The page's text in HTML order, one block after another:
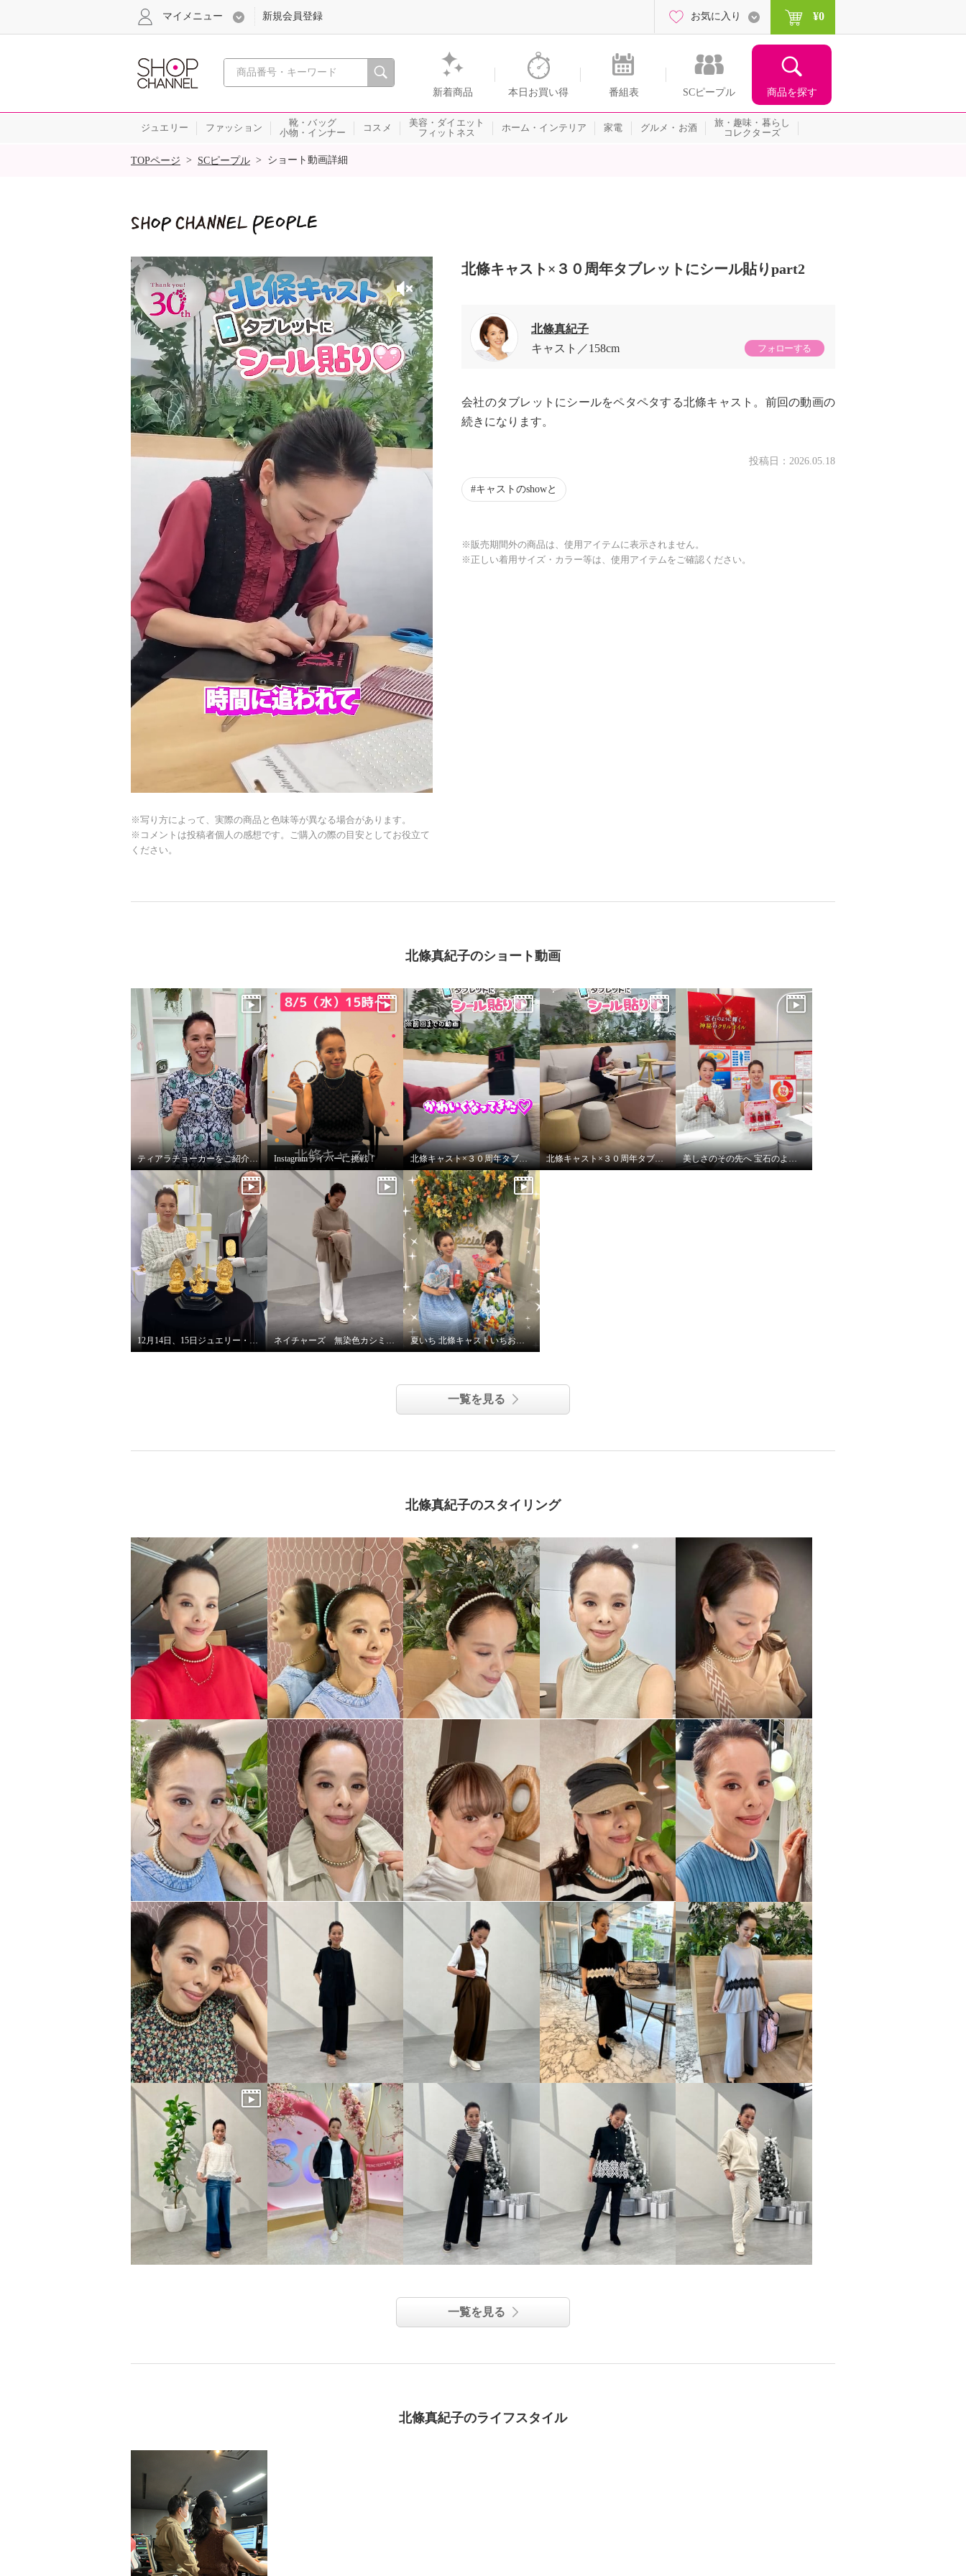
心おどる、瞬間を。通販・テレビショッピングのショップチャンネル
新着商品 本日お買い得 番組表 SCピープル 商品を探す
マイメニュー 新規会員登録 お気に入り ¥0
ジュエリー ファッション
靴・バッグ
小物・インナー
コスメ
美容・ダイエット
フィットネス
ホーム・インテリア 家電 グルメ・お酒
旅・趣味・暮らし
コレクターズ
SALE
TOPページ > SCピープル > ショート動画詳細
※写り方によって、実際の商品と色味等が異なる場合があります。
※コメントは投稿者個人の感想です。ご購入の際の目安としてお役立て
ください。
北條キャスト×３０周年タブレットにシール貼りpart2
北條真紀子
キャスト
158cm フォローする
会社のタブレットにシールをペタペタする北條キャスト。前回の動画の
続きになります。
投稿日： 2026.05.18
キャストのshowと
※販売期間外の商品は、使用アイテムに表示されません。
※正しい着用サイズ・カラー等は、使用アイテムをご確認ください。
北條真紀子のショート動画
ティアラチョーカーをご紹介します♪ Instagramライバーに挑戦！ 北條キャスト×３０周年タブレットにシール貼りpart2 北條キャスト×３０周年タブレットにシール貼り 美しさのその先へ 宝石のように輝く 神秘のオイル レッドオメガ１００
ネイチャーズ 無染色カシミヤケーブル使いコーディガン 夏いち 北條キャストいちおし！パーリーデュー
一覧を見る
北條真紀子のスタイリング
一覧を見る
北條真紀子のライフスタイル